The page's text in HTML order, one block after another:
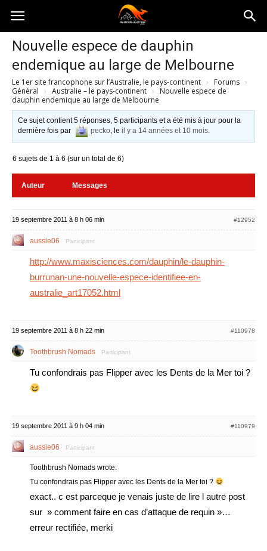
Australia-
australie.com
Nouvelle espece de dauphin
endemique au large de Melbourne
Le 1er site francophone sur l’Australie, le pays-continent › Forums ›
Général › Australie – le pays-continent ›
Nouvelle espece de
dauphin endemique au large de Melbourne
Ce sujet contient 5 réponses, 5 participants et a été mis à jour pour la
dernière fois par
pecko, leil y a 14 années et 10 mois.
6 sujets de 1 à 6 (sur un total de 6)
Auteur Messages
19 septembre 2011 à 8 h 06 min #12952
aussie06 Participant
http://www.maxisciences.com/dauphin/le-dauphin-
burrunan-une-nouvelle-espece-identifiee-en-
australie_art17052.html
19 septembre 2011 à 8 h 22 min #110978
Toothbrush Nomads Participant
Tu confondrais pas Flipper avec les Dents de la Mer toi ?
19 septembre 2011 à 9 h 04 min #110979
aussie06 Participant
Toothbrush Nomads wrote:
Tu confondrais pas Flipper avec les Dents de la Mer toi ?
exact.. c est parceque je venais juste de lire l autre post
sur » comment faire en cas d’attaque de requin »…
erreur rectifiée, merki